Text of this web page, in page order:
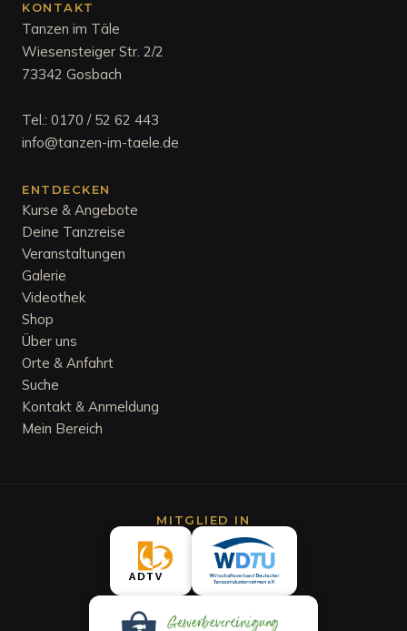
KONTAKT
Tanzen im Täle
Wiesensteiger Str. 2/2
73342 Gosbach
Tel.: 0170 / 52 62 443
info@tanzen-im-taele.de
ENTDECKEN
Kurse & Angebote
Deine Tanzreise
Veranstaltungen
Galerie
Videothek
Shop
Über uns
Orte & Anfahrt
Suche
Kontakt & Anmeldung
Mein Bereich
MITGLIED IN